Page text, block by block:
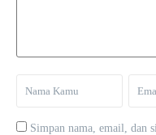
Simpan nama, email, dan